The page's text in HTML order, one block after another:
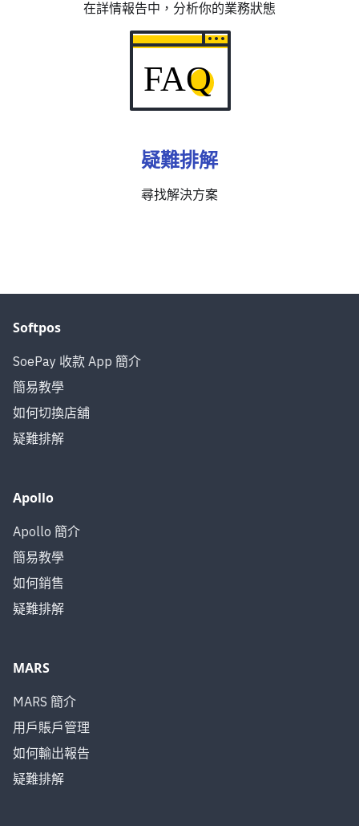
在詳情報告中，分析你的業務狀態
疑難排解
尋找解決方案
Softpos
SoePay 收款 App 簡介
簡易教學
如何切換店舖
疑難排解
Apollo
Apollo 簡介
簡易教學
如何銷售
疑難排解
MARS
MARS 簡介
用戶賬戶管理
如何輸出報告
疑難排解